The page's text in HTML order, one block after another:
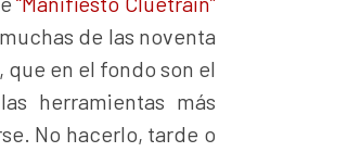
de las noventa
en el fondo son el
herramientas más
No hacerlo, tarde o